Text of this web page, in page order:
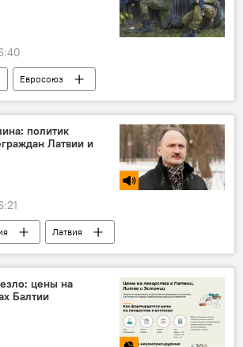
Евросоюз
политик
Латвии и
Латвия
Латвии"
цены на
Балтии